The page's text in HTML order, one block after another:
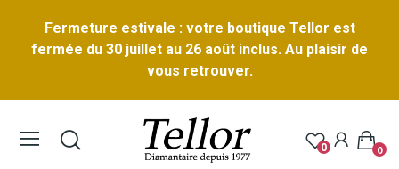
Fermeture estivale : votre boutique Tellor est
fermée du 30 juillet au 26 août inclus. Au plaisir de
vous retrouver.
0 0